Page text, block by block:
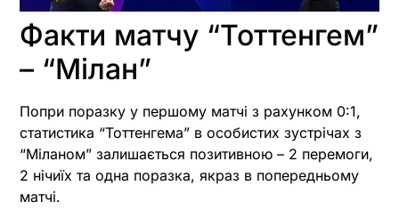
Факти матчу “Тоттенгем”
– “Мілан”
Попри поразку у першому матчі з рахунком 0:1,
статистика “Тоттенгема” в особистих зустрічах з
“Міланом” залишається позитивною – 2 перемоги,
2 нічиїх та одна поразка, якраз в попередньому
матчі.